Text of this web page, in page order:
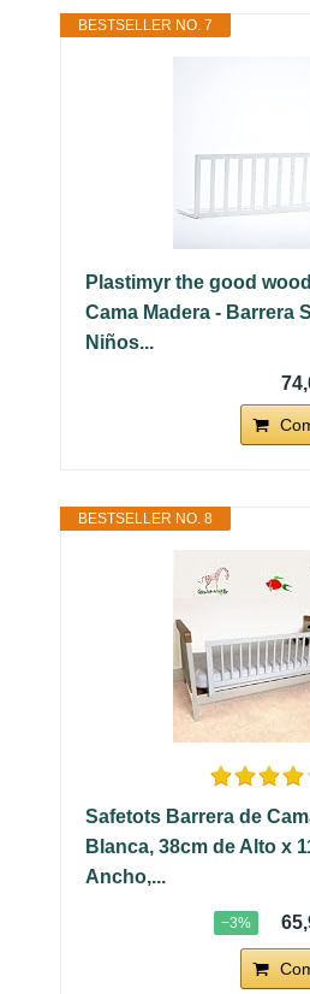
BESTSELLER NO. 7
Plastimyr the good
Cama Madera - Barrera
Niños...
BESTSELLER NO. 8
Safetots Barrera de
Blanca, 38cm de Alto x
Ancho,...
−3%